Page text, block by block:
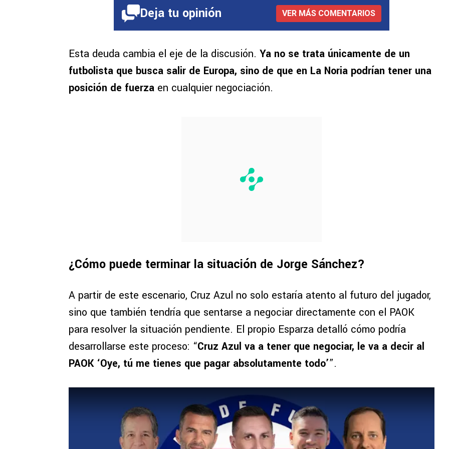
Deja tu opinión VER MÁS COMENTARIOS
Esta deuda cambia el eje de la discusión. Ya no se trata únicamente de un
futbolista que busca salir de Europa, sino de que en La Noria podrían tener una
posición de fuerza en cualquier negociación.
¿Cómo puede terminar la situación de Jorge Sánchez?
A partir de este escenario, Cruz Azul no solo estaría atento al futuro del jugador,
sino que también tendría que sentarse a negociar directamente con el PAOK
para resolver la situación pendiente. El propio Esparza detalló cómo podría
desarrollarse este proceso: “Cruz Azul va a tener que negociar, le va a decir al
PAOK ‘Oye, tú me tienes que pagar absolutamente todo’”.